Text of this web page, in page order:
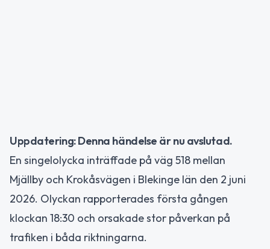
Uppdatering: Denna händelse är nu avslutad.
En singelolycka inträffade på väg 518 mellan
Mjällby och Krokåsvägen i Blekinge län den 2 juni
2026. Olyckan rapporterades första gången
klockan 18:30 och orsakade stor påverkan på
trafiken i båda riktningarna.